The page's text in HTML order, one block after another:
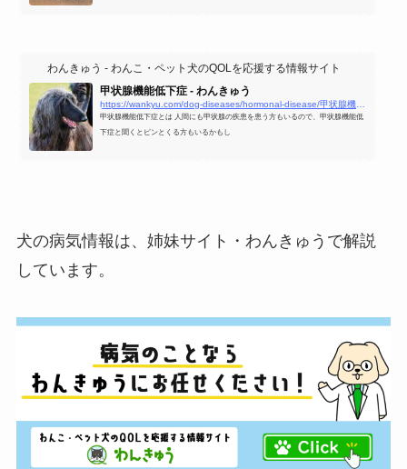
わんきゅう - わんこ・ペット犬のQOLを応援する情報サイト
甲状腺機能低下症 - わんきゅう
https://wankyu.com/dog-diseases/hormonal-disease/甲状腺機能低下症/
甲状腺機能低下症とは 人間にも甲状腺の疾患を患う方もいるので、甲状腺機能低
下症と聞くとピンとくる方もいるかもし
犬の病気情報は、姉妹サイト・わんきゅうで解説
しています。